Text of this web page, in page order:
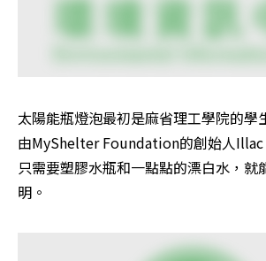
太陽能瓶燈泡最初是麻省理工學院的學
由MyShelter Foundation的創始人Illac
只需要塑膠水瓶和一點點的漂白水，就
明。